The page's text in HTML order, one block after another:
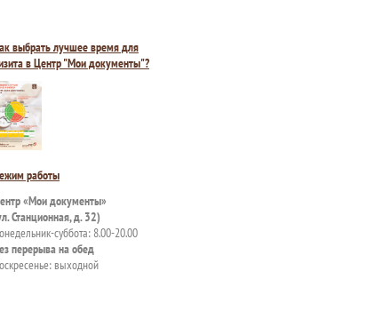
выбрать лучшее время для
в Центр "Мои документы"?
работы
«Мои документы»
Станционная, д. 32)
суббота: 8.00-20.00
перерыва на обед
выходной